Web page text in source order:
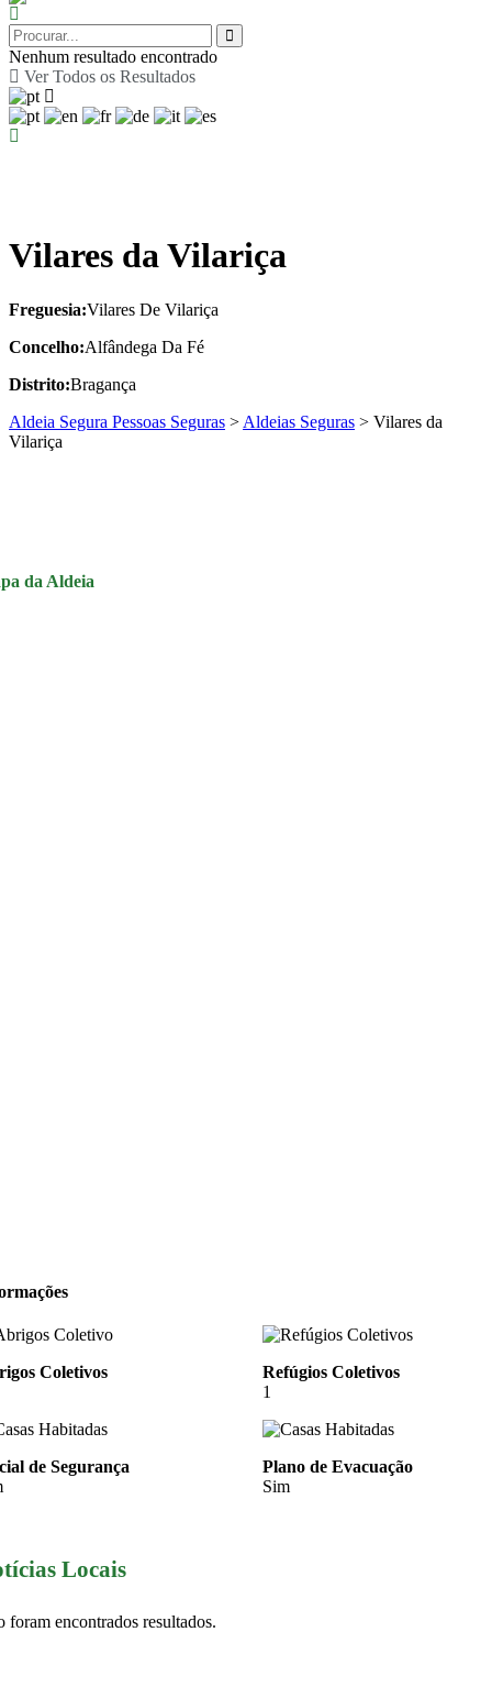
Nenhum resultado encontrado
Ver Todos os Resultados
Vilares da Vilariça
Freguesia:Vilares De Vilariça
Concelho:Alfândega Da Fé
Distrito:Bragança
Aldeia Segura Pessoas Seguras > Aldeias Seguras > Vilares da
Vilariça
da Aldeia
Coletivos
Refúgios Coletivos
1
de Segurança
Plano de Evacuação
Sim
Locais
foram encontrados resultados.